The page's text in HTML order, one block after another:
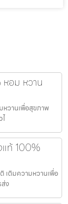
อม หวาน
หวานเพื่อสุขภาพ
ท้ 100%
เติมความหวานเพื่อ
ง